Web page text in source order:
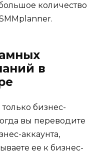
количество
в
бизнес-
вы переводите
аккаунта,
ее к бизнес-